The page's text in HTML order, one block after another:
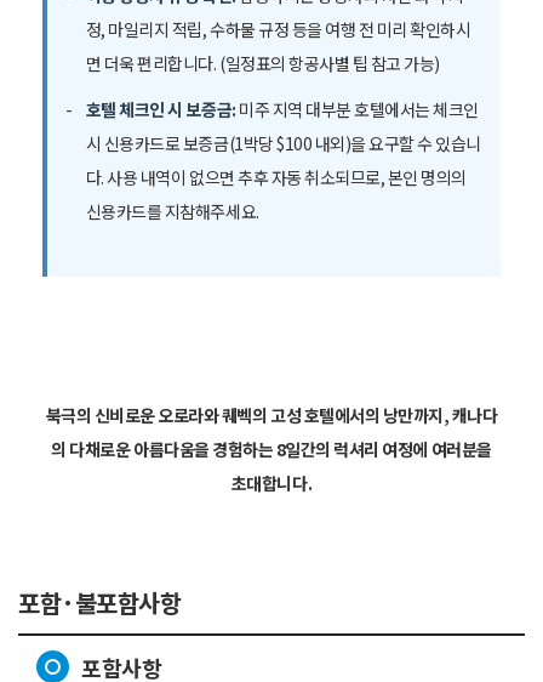
정, 마일리지 적립, 수하물 규정 등을 여행 전 미리 확인하시
면 더욱 편리합니다. (일정표의 항공사별 팁 참고 가능)
호텔 체크인 시 보증금: 미주 지역 대부분 호텔에서는 체크인
시 신용카드로 보증금(1박당 $100 내외)을 요구할 수 있습니
다. 사용 내역이 없으면 추후 자동 취소되므로, 본인 명의의
신용카드를 지참해주세요.
북극의 신비로운 오로라와 퀘벡의 고성 호텔에서의 낭만까지, 캐나다
의 다채로운 아름다움을 경험하는 8일간의 럭셔리 여정에 여러분을
초대합니다.
포함·불포함사항
포함사항